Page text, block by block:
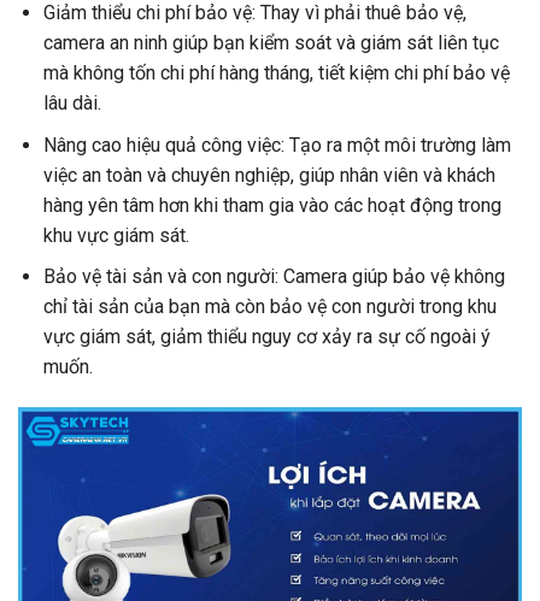
Giảm thiểu chi phí bảo vệ: Thay vì phải thuê bảo vệ,
camera an ninh giúp bạn kiểm soát và giám sát liên tục
mà không tốn chi phí hàng tháng, tiết kiệm chi phí bảo vệ
lâu dài.
Nâng cao hiệu quả công việc: Tạo ra một môi trường làm
việc an toàn và chuyên nghiệp, giúp nhân viên và khách
hàng yên tâm hơn khi tham gia vào các hoạt động trong
khu vực giám sát.
Bảo vệ tài sản và con người: Camera giúp bảo vệ không
chỉ tài sản của bạn mà còn bảo vệ con người trong khu
vực giám sát, giảm thiểu nguy cơ xảy ra sự cố ngoài ý
muốn.